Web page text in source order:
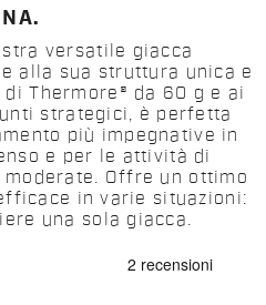
versatile giacca
alla sua struttura unica e
Thermore® da 60 g e ai
strategici, è perfetta
più impegnative in
e per le attività di
Offre un ottimo
in varie situazioni:
una sola giacca.